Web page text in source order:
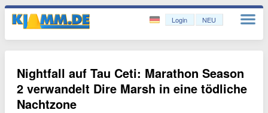
Login NEU
Nightfall auf Tau Ceti: Marathon Season
2 verwandelt Dire Marsh in eine tödliche
Nachtzone